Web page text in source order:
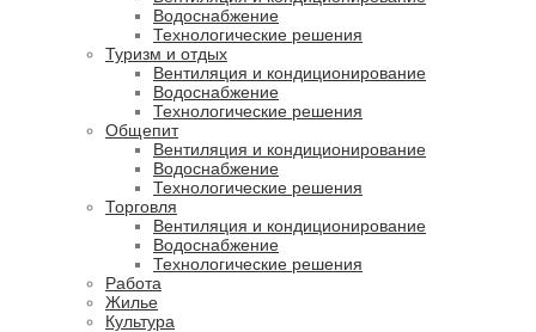
Водоснабжение
Технологические решения
Туризм и отдых
Вентиляция и кондиционирование
Водоснабжение
Технологические решения
Общепит
Вентиляция и кондиционирование
Водоснабжение
Технологические решения
Торговля
Вентиляция и кондиционирование
Водоснабжение
Технологические решения
Работа
Жилье
Культура